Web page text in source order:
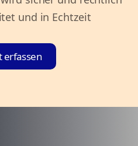
und in Echtzeit
erfassen